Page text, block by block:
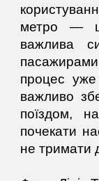
метро —
важлива
процес
важливо
поїздом,
почекати
не тримати